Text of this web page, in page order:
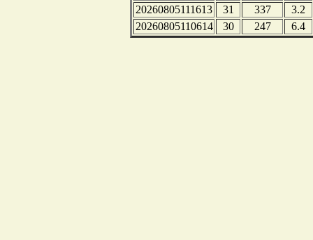
20260805111613
31 337
3.2
20260805110614
30 247 6.4